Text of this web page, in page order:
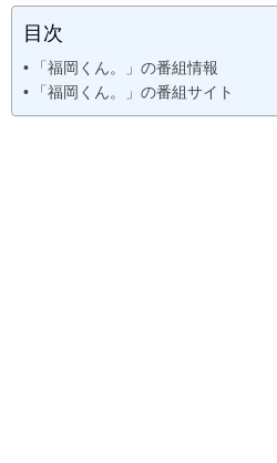
目次
「福岡くん。」の番組情報
「福岡くん。」の番組サイト